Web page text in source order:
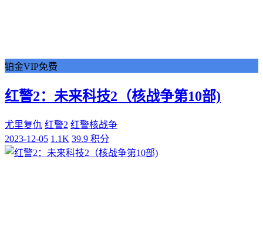
铂金VIP免费
红警2：未来科技2（核战争第10部)
尤里复仇 红警2 红警核战争
2023-12-05 1.1K 39.9 积分